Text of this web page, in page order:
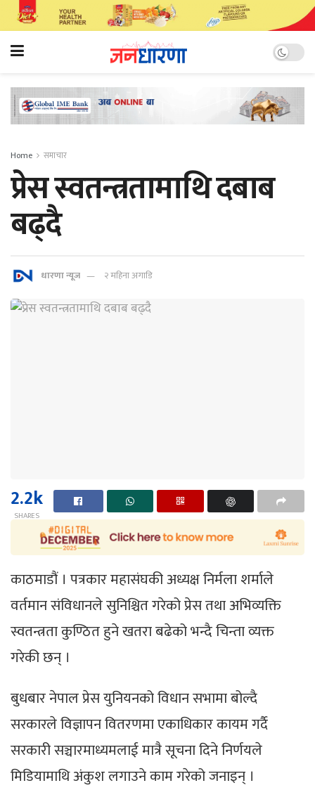
Home समाचार
प्रेस स्वतन्त्रतामाथि दबाब
बढ्दै
धारणा न्यूज २ महिना अगाडि
2.2k
SHARES
काठमाडौं । पत्रकार महासंघकी अध्यक्ष निर्मला शर्माले
वर्तमान संविधानले सुनिश्चित गरेको प्रेस तथा अभिव्यक्ति
स्वतन्त्रता कुण्ठित हुने खतरा बढेको भन्दै चिन्ता व्यक्त
गरेकी छन् ।
बुधबार नेपाल प्रेस युनियनको विधान सभामा बोल्दै
सरकारले विज्ञापन वितरणमा एकाधिकार कायम गर्दै
सरकारी सञ्चारमाध्यमलाई मात्रै सूचना दिने निर्णयले
मिडियामाथि अंकुश लगाउने काम गरेको जनाइन् ।